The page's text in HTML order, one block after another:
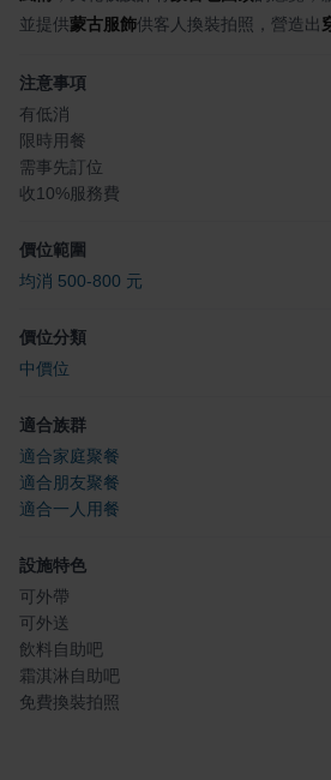
並提供蒙古服飾供客人換裝拍照，營造出
注意事項
有低消
限時用餐
需事先訂位
收10%服務費
價位範圍
均消 500-800 元
價位分類
中價位
適合族群
適合家庭聚餐
適合朋友聚餐
適合一人用餐
設施特色
可外帶
可外送
飲料自助吧
霜淇淋自助吧
免費換裝拍照